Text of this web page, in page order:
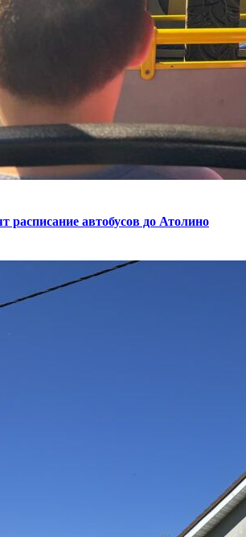
расписание автобусов до Атолино